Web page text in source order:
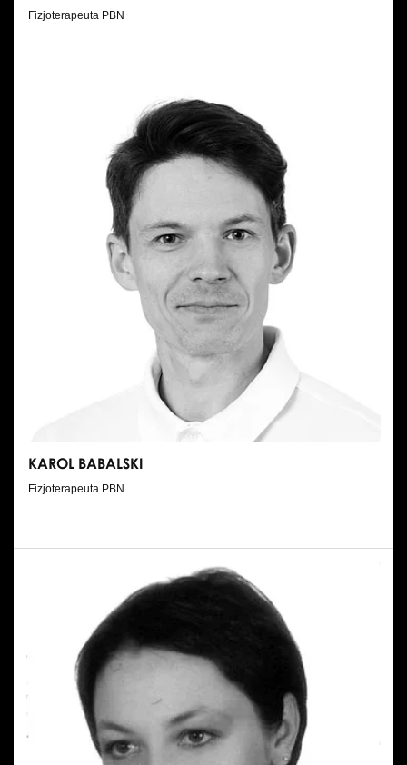
Fizjoterapeuta PBN
KAROL BABALSKI
Fizjoterapeuta PBN